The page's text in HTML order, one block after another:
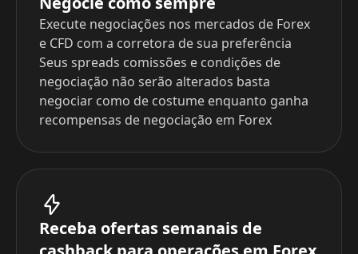
Execute negociações nos mercados de Forex
e CFD com a corretora de sua preferência
Seus spreads comissões e condições de
negociação não serão alterados basta
negociar como de costume enquanto ganha
recompensas de negociação em Forex
Receba ofertas semanais de